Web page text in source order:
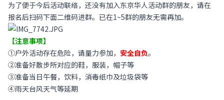
为了便于今后活动联络，还没有加入东京华人活动群的朋友，请在
报名后扫码下面二维码进群。已在1~5群的朋友无需再加。
【注意事项】
①户外活动存在危险，请量力参加， 安全自负。
②准备好散步所对应的鞋，服装，帽子等
③准备当日午餐，饮料，消毒纸巾及垃圾袋等
④雨天台风天气等延期